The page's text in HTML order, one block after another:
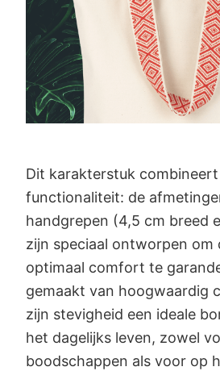
Dit karakterstuk
functionaliteit: de
handgrepen (4,5 cm breed
zijn speciaal ontworpen om
optimaal comfort te
gemaakt van hoogwaardig
zijn stevigheid een ideale
het dagelijks leven, zowel
boodschappen als voor op